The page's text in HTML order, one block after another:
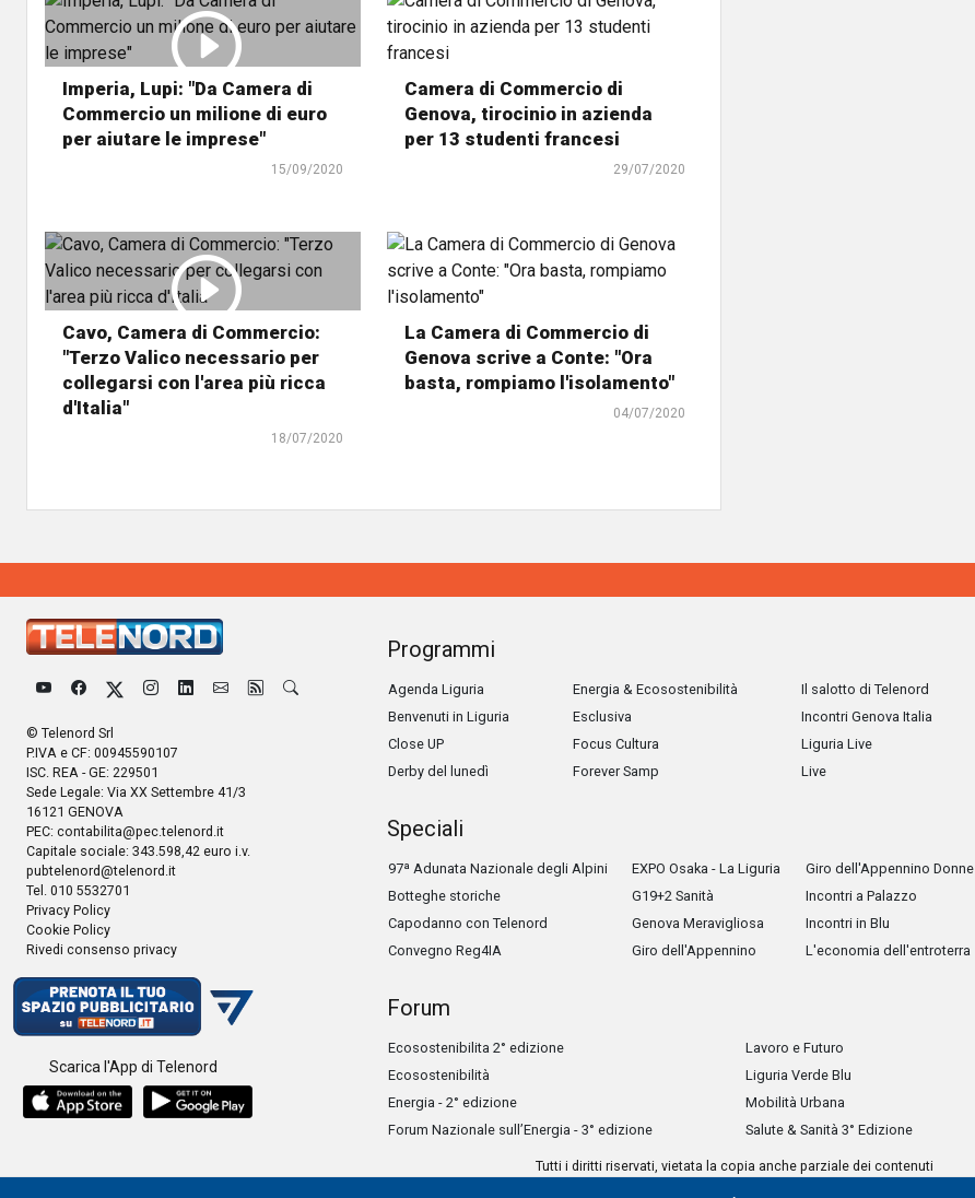
Imperia, Lupi: "Da Camera di
Commercio un milione di euro
per aiutare le imprese"
15/09/2020
Camera di Commercio di
Genova, tirocinio in azienda
per 13 studenti francesi
29/07/2020
Cavo, Camera di Commercio:
"Terzo Valico necessario per
collegarsi con l'area più ricca
d'Italia"
18/07/2020
La Camera di Commercio di
Genova scrive a Conte: "Ora
basta, rompiamo l'isolamento"
04/07/2020
© Telenord Srl
P.IVA e CF: 00945590107
ISC. REA - GE: 229501
Sede Legale: Via XX Settembre 41/3
16121 GENOVA
PEC: contabilita@pec.telenord.it
Capitale sociale: 343.598,42 euro i.v.
pubtelenord@telenord.it
Tel. 010 5532701
Privacy Policy
Cookie Policy
Rivedi consenso privacy
Scarica l'App di Telenord
Programmi
Agenda Liguria
Benvenuti in Liguria
Close UP
Derby del lunedì
Energia & Ecosostenibilità
Esclusiva
Focus Cultura
Forever Samp
Il salotto di Telenord
Incontri Genova Italia
Liguria Live
Live
Speciali
97ª Adunata Nazionale degli Alpini
Botteghe storiche
Capodanno con Telenord
Convegno Reg4IA
EXPO Osaka - La Liguria
G19+2 Sanità
Genova Meravigliosa
Giro dell'Appennino
Giro dell'Appennino Donne
Incontri a Palazzo
Incontri in Blu
L'economia dell'entroterra
Forum
Ecosostenibilita 2° edizione
Ecosostenibilità
Energia - 2° edizione
Forum Nazionale sull’Energia - 3° edizione
Lavoro e Futuro
Liguria Verde Blu
Mobilità Urbana
Salute & Sanità 3° Edizione
Tutti i diritti riservati, vietata la copia anche parziale dei contenuti